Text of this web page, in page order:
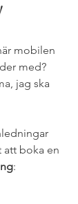
mobilen
med?
jag ska
att boka en
: